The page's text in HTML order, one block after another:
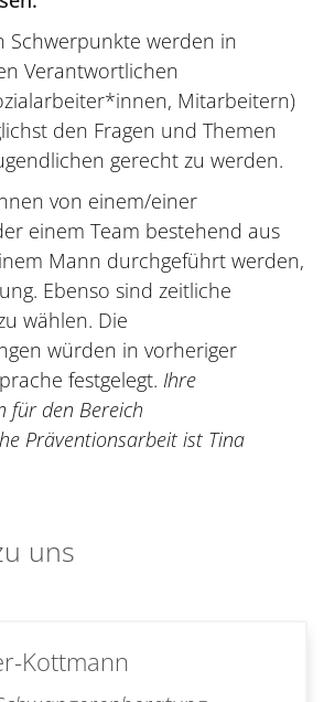
Schwerpunkte werden in
Verantwortlichen
Mitarbeitern)
den Fragen und Themen
gerecht zu werden.
von einem/einer
einem Team bestehend aus
Mann durchgeführt werden,
Ebenso sind zeitliche
wählen. Die
würden in vorheriger
festgelegt. Ihre
für den Bereich
Präventionsarbeit ist Tina
uns
Kottmann